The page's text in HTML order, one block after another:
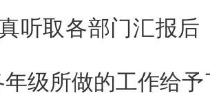
听取各部门汇报后
级所做的工作给